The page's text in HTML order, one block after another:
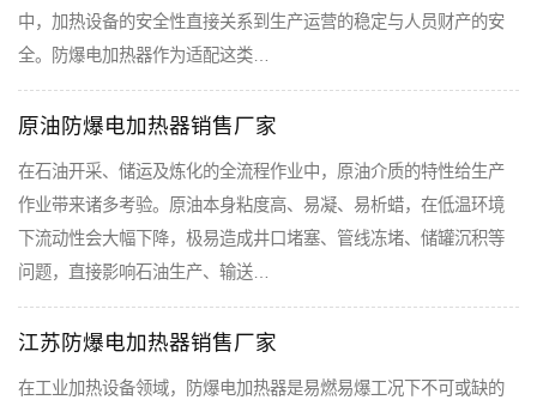
中，加热设备的安全性直接关系到生产运营的稳定与人员财产的安
全。防爆电加热器作为适配这类…
原油防爆电加热器销售厂家
在石油开采、储运及炼化的全流程作业中，原油介质的特性给生产
作业带来诸多考验。原油本身粘度高、易凝、易析蜡，在低温环境
下流动性会大幅下降，极易造成井口堵塞、管线冻堵、储罐沉积等
问题，直接影响石油生产、输送…
江苏防爆电加热器销售厂家
在工业加热设备领域，防爆电加热器是易燃易爆工况下不可或缺的